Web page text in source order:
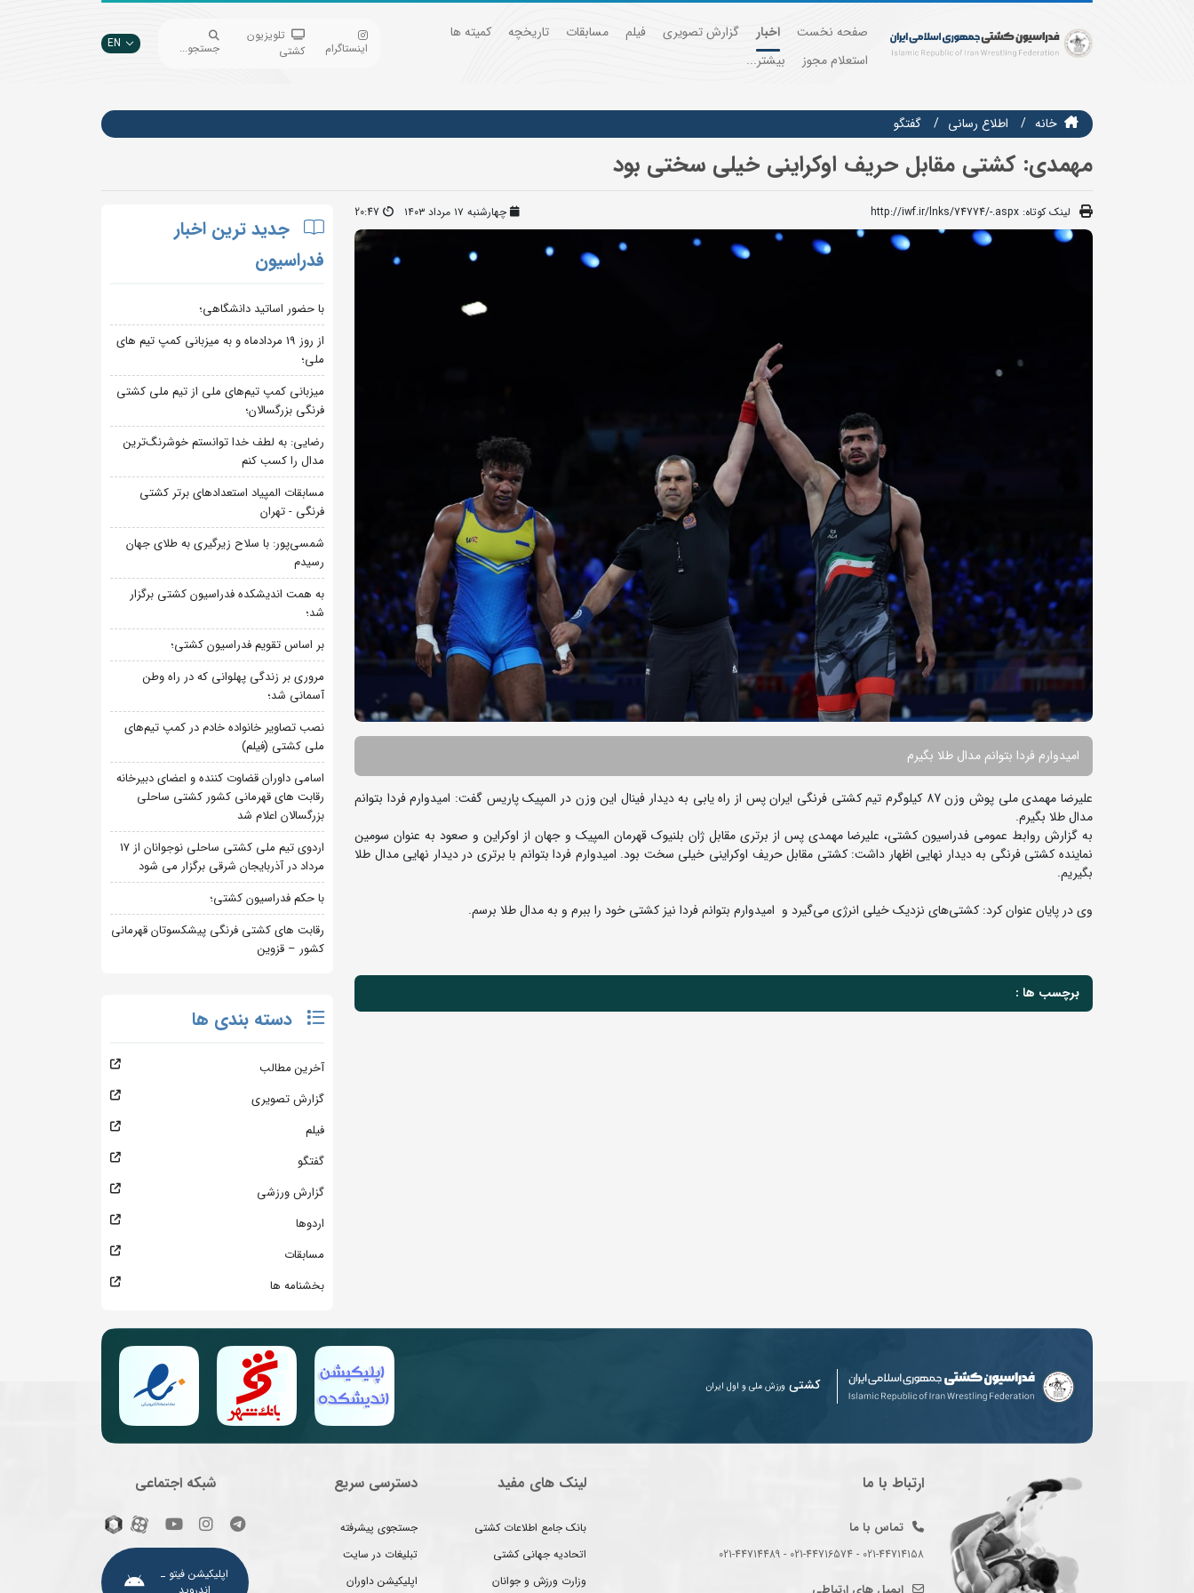
صفحه نخست اخبار گزارش تصویری فیلم مسابقات تاریخچه
کمیته ها
استعلام مجوز
بیشتر...
اینستاگرام
تلویزیون
کشتی
جستجو... EN
خانه اطلاع رسانی گفتگو
مهمدی: کشتی مقابل حریف اوکراینی خیلی سختی بود
لینک کوتاه: http://iwf.ir/lnks/74774/-.aspx چهارشنبه ۱۷ مرداد ۱۴۰۳ 20:47
امیدوارم فردا بتوانم مدال طلا بگیرم
علیرضا مهمدی ملی پوش وزن 87 کیلوگرم تیم کشتی فرنگی ایران پس از راه یابی به دیدار فینال این وزن در المپیک پاریس گفت: امیدوارم فردا بتوانم
مدال طلا بگیرم.
به گزارش روابط عمومی فدراسیون کشتی، علیرضا مهمدی پس از برتری مقابل ژان بلنیوک قهرمان المپیک و جهان از اوکراین و صعود به عنوان سومین
نماینده کشتی فرنگی به دیدار نهایی اظهار داشت: کشتی مقابل حریف اوکراینی خیلی سخت بود. امیدوارم فردا بتوانم با برتری در دیدار نهایی مدال طلا
بگیریم.
وی در پایان عنوان کرد: کشتی‌های نزدیک خیلی انرژی می‌گیرد و امیدوارم بتوانم فردا نیز کشتی خود را ببرم و به مدال طلا برسم.
برچسب ها :
جدید ترین اخبار
فدراسیون
با حضور اساتید دانشگاهی؛
از روز 19 مردادماه و به میزبانی کمپ تیم های
ملی؛
میزبانی کمپ تیم‌های ملی از تیم ملی کشتی
فرنگی بزرگسالان؛
رضایی: به لطف خدا توانستم خوشرنگ‌ترین
مدال را کسب کنم
مسابقات المپیاد استعدادهای برتر کشتی
فرنگی - تهران
شمسی‌پور: با سلاح زیرگیری به طلای جهان
رسیدم
به همت اندیشکده فدراسیون کشتی برگزار
شد؛
بر اساس تقویم فدراسیون کشتی؛
مروری بر زندگی پهلوانی که در راه وطن
آسمانی شد؛
نصب تصاویر خانواده خادم در کمپ تیم‌های
ملی کشتی (فیلم)
اسامی داوران قضاوت کننده و اعضای دبیرخانه
رقابت های قهرمانی کشور کشتی ساحلی
بزرگسالان اعلام شد
اردوی تیم ملی کشتی ساحلی نوجوانان از 17
مرداد در آذربایجان شرقی برگزار می شود
با حکم فدراسیون کشتی؛
رقابت های کشتی فرنگی پیشکسوتان قهرمانی
کشور – قزوین
دسته بندی ها
آخرین مطالب
گزارش تصویری
فیلم
گفتگو
گزارش ورزشی
اردوها
مسابقات
بخشنامه ها
کشتی ورزش ملی و اول ایران
ارتباط با ما
تماس با ما
021-44714158 - 021-44716574 - 021-44714489
لینک های مفید
بانک جامع اطلاعات کشتی
اتحادیه جهانی کشتی
وزارت ورزش و جوانان
دسترسی سریع
جستجوی پیشرفته
تبلیغات در سایت
اپلیکیشن داوران
شبکه اجتماعی
اپلیکیشن فیتو ـ